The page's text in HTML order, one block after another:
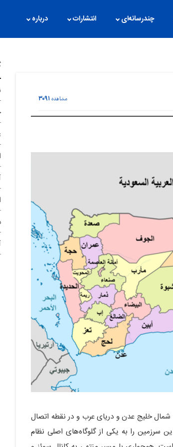
چندرسانه‌ای انتشارات درباره
مشاهده۳۰۹۱
خلیج عدن و دریای عرب و در نقطه اتصال
سرزمین را به یکی از گلوگاه‌های اصلی نظام